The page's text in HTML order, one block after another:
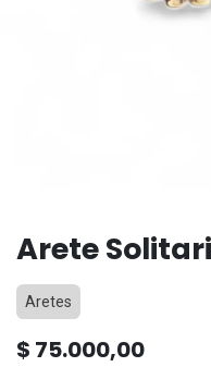
Arete
Aretes
$ 75.000,00